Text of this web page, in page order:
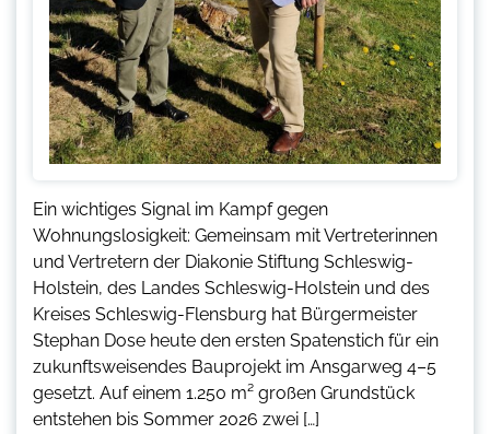
Ein wichtiges Signal im Kampf gegen
Wohnungslosigkeit: Gemeinsam mit Vertreterinnen
und Vertretern der Diakonie Stiftung Schleswig-
Holstein, des Landes Schleswig-Holstein und des
Kreises Schleswig-Flensburg hat Bürgermeister
Stephan Dose heute den ersten Spatenstich für ein
zukunftsweisendes Bauprojekt im Ansgarweg 4–5
gesetzt. Auf einem 1.250 m² großen Grundstück
entstehen bis Sommer 2026 zwei […]